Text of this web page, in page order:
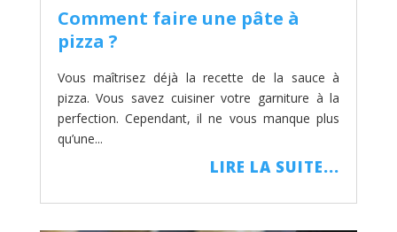
Comment faire une pâte à
pizza ?
Vous maîtrisez déjà la recette de la sauce à
pizza. Vous savez cuisiner votre garniture à la
perfection. Cependant, il ne vous manque plus
qu’une...
LIRE LA SUITE...